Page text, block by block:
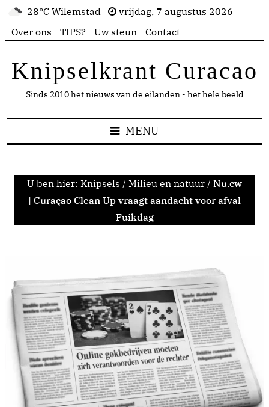
28°C Wilemstad
vrijdag, 7 augustus 2026
Over ons
TIPS? Uw steun Contact
Knipselkrant Curacao
Sinds 2010 het nieuws van de eilanden - het hele beeld
MENU
U ben hier: Knipsels / Milieu en natuur / Nu.cw
| Curaçao Clean Up vraagt aandacht voor afval
Fuikdag